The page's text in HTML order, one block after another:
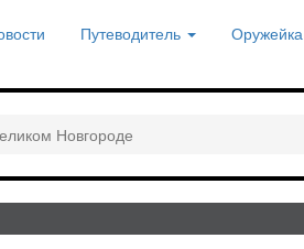
Путеводитель Оружейка
Новгороде